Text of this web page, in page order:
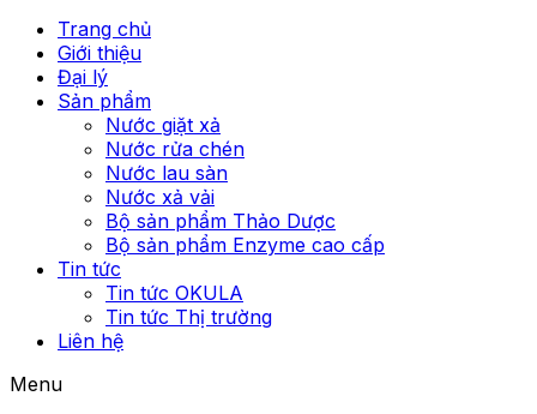
Trang chủ
Giới thiệu
Đại lý
Sản phẩm
Nước giặt xả
Nước rửa chén
Nước lau sàn
Nước xả vải
Bộ sản phẩm Thảo Dược
Bộ sản phẩm Enzyme cao cấp
Tin tức
Tin tức OKULA
Tin tức Thị trường
Liên hệ
Menu